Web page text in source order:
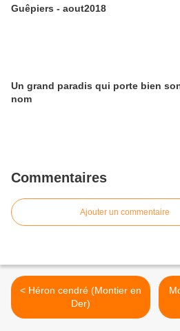
Guêpiers - aout2018
Un grand paradis qui porte bien
nom
Commentaires
Ajouter un commentaire
< Héron cendré (Montier en
Der)